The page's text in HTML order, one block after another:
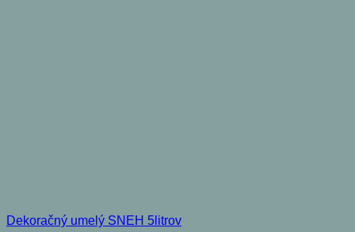
Dekoračný umelý SNEH 5litrov